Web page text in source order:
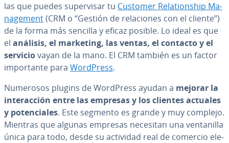
las que puedes su­pe­r­vi­sar tu Customer Re­la­tio­n­ship Ma­
na­ge­me­nt(CRM o “Gestión de re­la­cio­nes con el cliente”)
de la forma más sencilla y eficaz posible. Lo ideal es que
el análisis, el marketing, las ventas, el contacto y el
serviciovayan de la mano. El CRM también es un factor
im­po­r­ta­n­te para WordPress.
Numerosos plugins de WordPress ayudan a mejorar la
in­ter­ac­ción entre las empresas y los clientes actuales
y po­te­n­cia­les. Este segmento es grande y muy complejo.
Mientras que algunas empresas necesitan una ve­n­ta­ni­lla
única para todo, desde su actividad real de comercio ele­